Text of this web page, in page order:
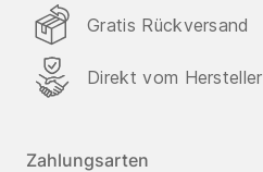
Gratis Rückversand
Direkt vom Hersteller
Zahlungsarten